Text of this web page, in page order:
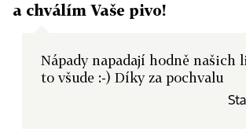
a chválím Vaše pivo!
Nápady napadají hodně našich
to všude :-) Díky za pochvalu